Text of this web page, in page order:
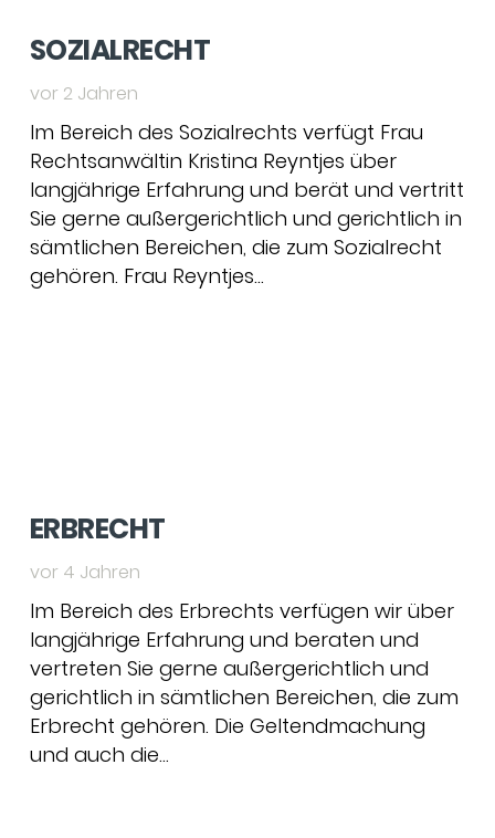
SOZIALRECHT
vor 2 Jahren
Im Bereich des Sozialrechts verfügt Frau
Rechtsanwältin Kristina Reyntjes über
langjährige Erfahrung und berät und vertritt
Sie gerne außergerichtlich und gerichtlich in
sämtlichen Bereichen, die zum Sozialrecht
gehören. Frau Reyntjes…
ERBRECHT
vor 4 Jahren
Im Bereich des Erbrechts verfügen wir über
langjährige Erfahrung und beraten und
vertreten Sie gerne außergerichtlich und
gerichtlich in sämtlichen Bereichen, die zum
Erbrecht gehören. Die Geltendmachung
und auch die…